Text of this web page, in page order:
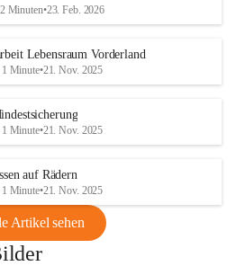
Minuten•23. Feb. 2026
Lebensraum Vorderland
1 Minute•21. Nov. 2025
1 Minute•21. Nov. 2025
auf Rädern
1 Minute•21. Nov. 2025
Artikel sehen